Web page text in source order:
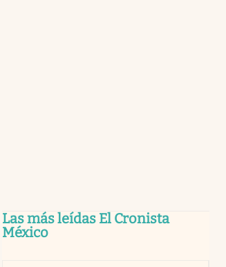
Las más leídas El Cronista
México